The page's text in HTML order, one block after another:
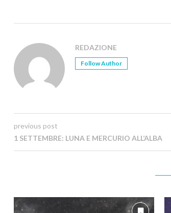
REDAZIONE
Follow Author
previous post
1 SETTEMBRE: LUNA E MERCURIO ALL’ALBA